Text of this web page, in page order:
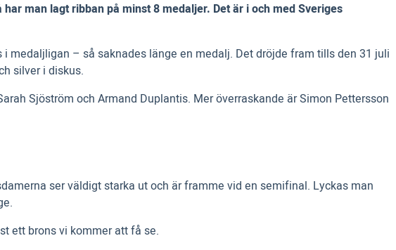
man lagt ribban på minst 8 medaljer. Det är i och med Sveriges
medaljligan – så saknades länge en medalj. Det dröjde fram tills den 31 juli
silver i diskus.
Sjöström och Armand Duplantis. Mer överraskande är Simon Pettersson
ser väldigt starka ut och är framme vid en semifinal. Lyckas man
ett brons vi kommer att få se.